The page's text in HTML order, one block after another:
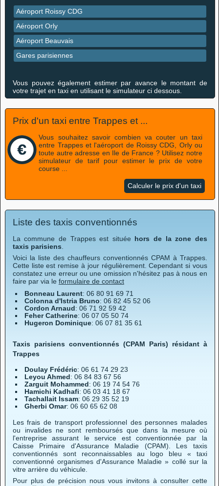
Aéroport Roissy CDG
Aéroport Orly
Aéroport Beauvais
Gares parisiennes
Vous pouvez également estimer par avance le montant de
votre trajet en taxi en utilisant le simulateur ci dessous.
Prix d'un taxi entre Trappes et ...
Vous souhaitez savoir combien va couter un taxi
entre Trappes et l'aéroport de Roissy CDG, Orly ou
toute autre adresse en Ile de France ? Utilisez notre
simulateur de tarif pour estimer le prix de votre
course ...
Calculer le prix d'un taxi
Liste des taxis conventionnés
La commune de Trappes est située hors de la zone des
taxis parisiens
Voici la liste des chauffeurs conventionnés CPAM à Trappes.
Cette liste est remise à jour régulièrement. Cependant si vous
constatez une erreur ou une omission n'hésitez pas à nous en
faire par via le formulaire de contact
Bonneau Laurent: 06 80 91 69 71
Colonna d'Istria Bruno: 06 82 45 52 06
Cordon Arnaud: 06 71 92 59 42
Feher Catherine: 06 07 05 50 74
Hugeron Dominique: 06 07 81 35 61
Taxis parisiens conventionnés (CPAM Paris) résidant à
Trappes
Doulay Frédéric: 06 61 74 29 23
Leyou Ahmed: 06 84 83 67 56
Zarguit Mohammed: 06 19 74 54 76
Hamichi Kadhafi: 06 03 41 18 67
Tachallait Issam: 06 29 35 52 19
Gherbi Omar: 06 60 65 62 08
Les frais de transport professionnel des personnes malades
ou invalides ne sont remboursés que dans la mesure où
l'entreprise assurant le service est conventionnée par la
Caisse Primaire d'Assurance Maladie (CPAM). Les taxis
conventionnés sont reconnaissables au logo bleu « taxi
conventionné organismes d'Assurance Maladie » collé sur la
vitre arrière du véhicule.
Pour plus de précision nous vous invitons à consulter cette